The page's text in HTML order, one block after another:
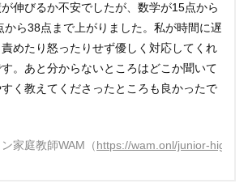
伸びるか不安でしたが、数学が15点から
から38点まで上がりました。私が時間に遅
めたり怒ったりせず優しく対応してくれ
。あと分からないところはどこか聞いて
く教えてくださったところも良かったで
家庭教師WAM（https://wam.onl/junior-high/